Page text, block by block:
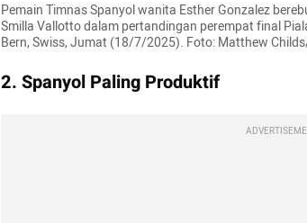
Pemain Timnas Spanyol wanita Esther Gonzalez
Smilla Vallotto dalam pertandingan perempat final
Bern, Swiss, Jumat (18/7/2025). Foto: Matthew
2. Spanyol Paling Produktif